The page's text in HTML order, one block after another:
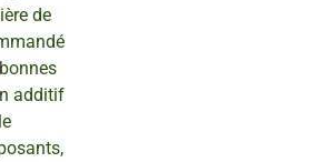
de
additif